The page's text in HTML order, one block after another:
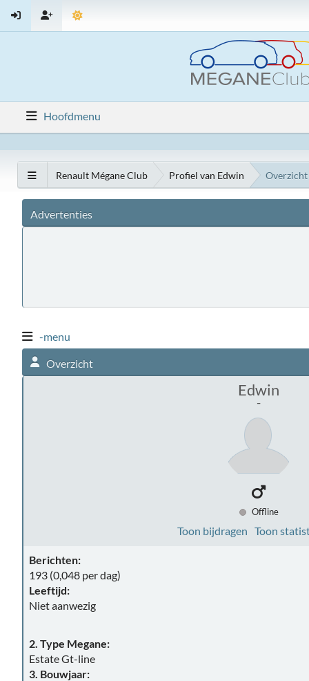
Hoofdmenu
Renault Mégane Club Profiel van Edwin Overzicht
Advertenties
-menu
Overzicht
Edwin
-
Offline
Toon bijdragen Toon
Berichten:
193 (0,048 per dag)
Leeftijd:
Niet aanwezig
2. Type Megane:
Estate Gt-line
3. Bouwjaar: